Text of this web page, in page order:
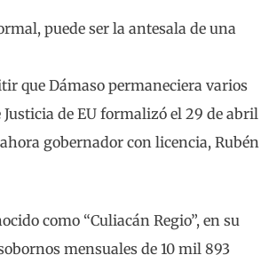
puede ser la antesala de una
que Dámaso permaneciera varios
de EU formalizó el 29 de abril
gobernador con licencia, Rubén
como “Culiacán Regio”, en su
mensuales de 10 mil 893